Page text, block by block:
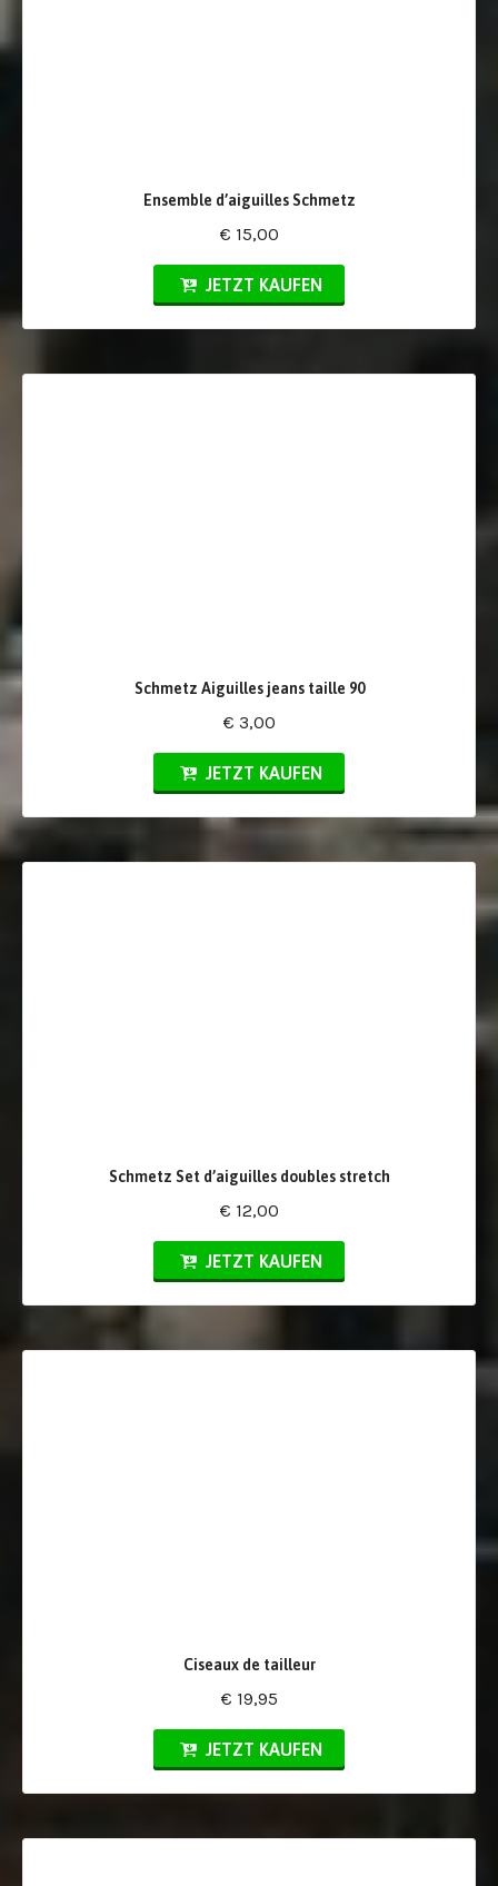
Ensemble d’aiguilles Schmetz
€ 15,00
JETZT KAUFEN
Schmetz Aiguilles jeans taille 90
€ 3,00
JETZT KAUFEN
Schmetz Set d’aiguilles doubles stretch
€ 12,00
JETZT KAUFEN
Ciseaux de tailleur
€ 19,95
JETZT KAUFEN